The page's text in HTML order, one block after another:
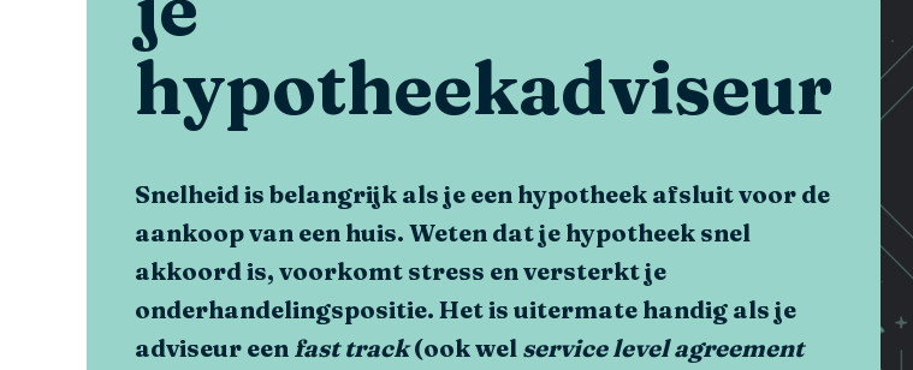
hypotheekadviseur
Snelheid is belangrijk als je een hypotheek afsluit voor de
aankoop van een huis. Weten dat je hypotheek snel
akkoord is, voorkomt stress en versterkt je
onderhandelingspositie. Het is uitermate handig als je
adviseur een fast track(ook wel service level agreement